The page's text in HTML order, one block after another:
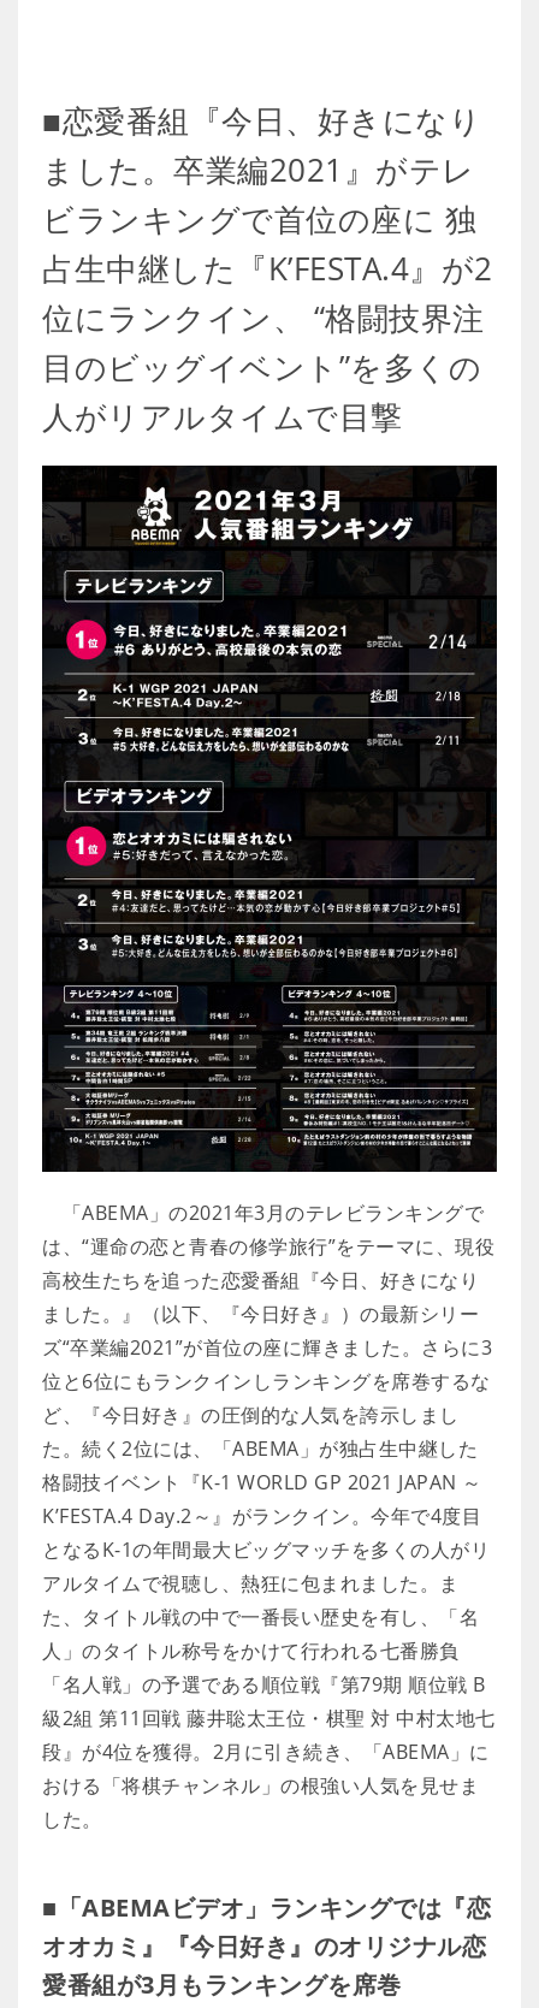
■恋愛番組『今日、好きになり
ました。卒業編2021』がテレ
ビランキングで首位の座に 独
占生中継した『K’FESTA.4』が2
位にランクイン、 “格闘技界注
目のビッグイベント”を多くの
人がリアルタイムで目撃
「ABEMA」の2021年3月のテレビランキングで
は、“運命の恋と青春の修学旅行”をテーマに、現役
高校生たちを追った恋愛番組『今日、好きになり
ました。』（以下、『今日好き』）の最新シリー
ズ“卒業編2021”が首位の座に輝きました。さらに3
位と6位にもランクインしランキングを席巻するな
ど、『今日好き』の圧倒的な人気を誇示しまし
た。続く2位には、「ABEMA」が独占生中継した
格闘技イベント『K-1 WORLD GP 2021 JAPAN ～
K’FESTA.4 Day.2～』がランクイン。今年で4度目
となるK-1の年間最大ビッグマッチを多くの人がリ
アルタイムで視聴し、熱狂に包まれました。ま
た、タイトル戦の中で一番長い歴史を有し、「名
人」のタイトル称号をかけて行われる七番勝負
「名人戦」の予選である順位戦『第79期 順位戦 B
級2組 第11回戦 藤井聡太王位・棋聖 対 中村太地七
段』が4位を獲得。2月に引き続き、「ABEMA」に
おける「将棋チャンネル」の根強い人気を見せま
した。
■「ABEMAビデオ」ランキングでは『恋
オオカミ』『今日好き』のオリジナル恋
愛番組が3月もランキングを席巻